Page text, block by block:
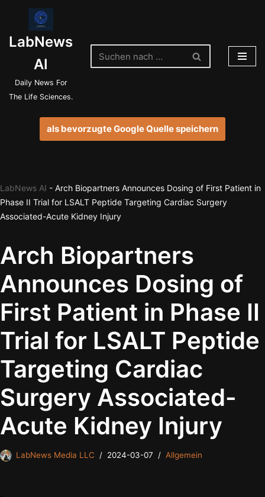
Inhalt
springen
LabNews
AI
Daily News For
The Life Sciences.
als bevorzugte Google Quelle speichern
LabNews AI - Arch Biopartners Announces Dosing of First Patient in
Phase II Trial for LSALT Peptide Targeting Cardiac Surgery
Associated-Acute Kidney Injury
Arch Biopartners
Announces Dosing of
First Patient in Phase II
Trial for LSALT Peptide
Targeting Cardiac
Surgery Associated-
Acute Kidney Injury
LabNews Media LLC 2024-03-07 Allgemein